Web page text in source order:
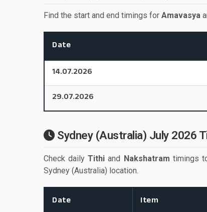
Find the start and end timings for Amavasya
Date
14.07.2026
29.07.2026
Sydney (Australia) July 2026
Check dailyTithi and Nakshatram timings
Sydney (Australia) location.
Date Item